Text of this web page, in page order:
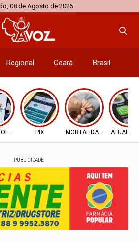
08 de Agosto de 2026
Regional Ceará Brasil
2.0 PIX MORTALIDADE INFANTIL
PUBLICIDADE